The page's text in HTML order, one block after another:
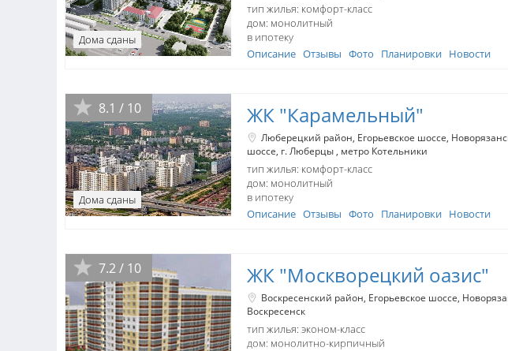
Дома сданы
тип жилья: комфорт-класс
дом: монолитный
в ипотеку
Описание Отзывы Фото Планировки Новости
8.1 / 10
Дома сданы
ЖК "Карамельный"
Люберецкий район Егорьевское шоссе
шоссе г. Люберцы метро Котельники
тип жилья: комфорт-класс
дом: монолитный
в ипотеку
Описание Отзывы Фото Планировки Новости
7.2 / 10 ЖК "Москворецкий оазис"
Воскресенский район Егорьевское шоссе
Воскресенск
тип жилья: эконом-класс
дом: монолитно-кирпичный